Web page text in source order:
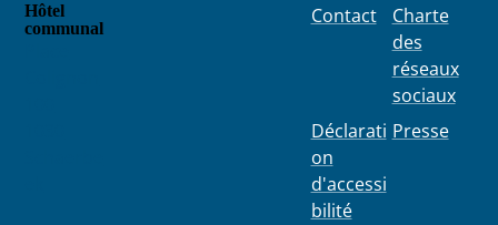
Hôtel
communal
Contact
Déclarati
on
d'accessi
bilité
Charte
des
réseaux
sociaux
Presse